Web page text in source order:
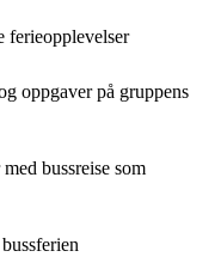
ferieopplevelser
oppgaver på gruppens
bussreise som